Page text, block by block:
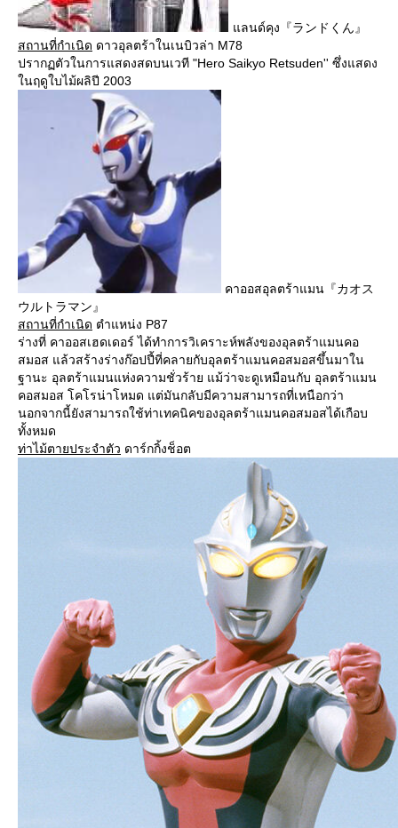
แลนด์คุง『ランドくん』
สถานที่กำเนิด ดาวอุลตร้าในเนบิวล่า M78
ปรากฏตัวในการแสดงสดบนเวที "Hero Saikyo Retsuden'' ซึ่งแสดง
ในฤดูใบไม้ผลิปี 2003
คาออสอุลตร้าแมน『カオス
ウルトラマン』
สถานที่กำเนิด ตำแหน่ง P87
ร่างที่ คาออสเฮดเดอร์ ได้ทำการวิเคราะห์พลังของอุลตร้าแมนคอ
สมอส แล้วสร้างร่างก๊อปปี้ที่คลายกับอุลตร้าแมนคอสมอสขึ้นมาใน
ฐานะ อุลตร้าแมนแห่งความชั่วร้าย แม้ว่าจะดูเหมือนกับ อุลตร้าแมน
คอสมอส โคโรน่าโหมด แต่มันกลับมีความสามารถที่เหนือกว่า
นอกจากนี้ยังสามารถใช้ท่าเทคนิคของอุลตร้าแมนคอสมอสได้เกือบ
ทั้งหมด
ท่าไม้ตายประจำตัว ดาร์กกิ้งช็อต